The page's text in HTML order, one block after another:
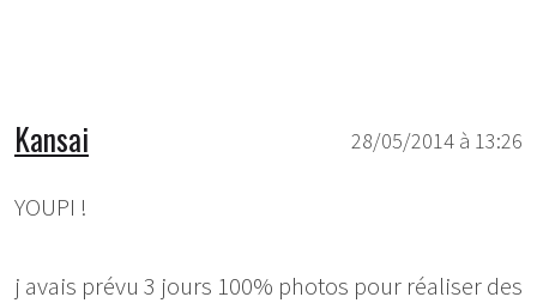
28/05/2014 à 13:26
Kansai
YOUPI !
j avais prévu 3 jours 100% photos pour réaliser des